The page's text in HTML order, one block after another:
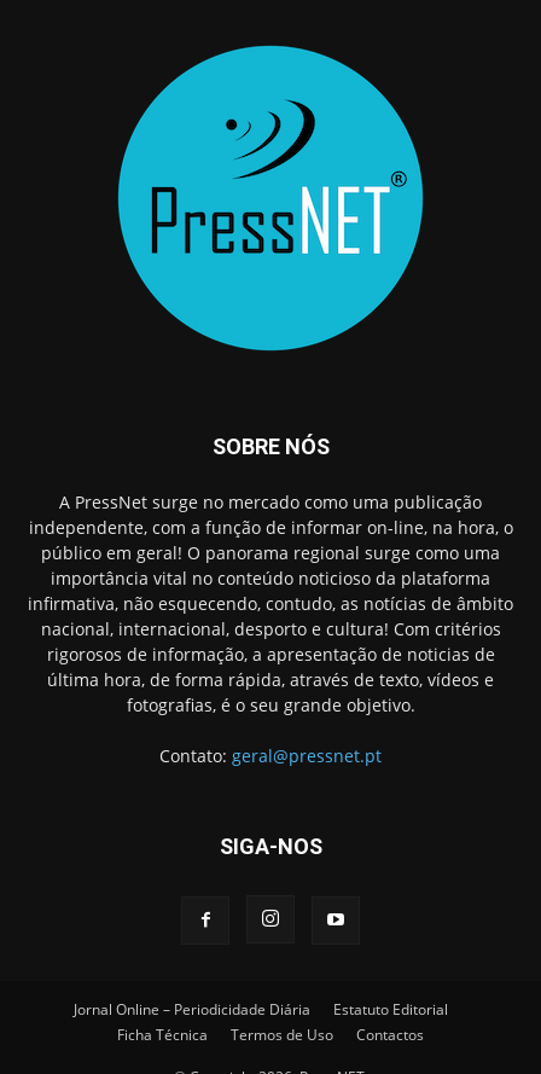
SOBRE NÓS
A PressNet surge no mercado como uma publicação
independente, com a função de informar on-line, na hora, o
público em geral! O panorama regional surge como uma
importância vital no conteúdo noticioso da plataforma
infirmativa, não esquecendo, contudo, as notícias de âmbito
nacional, internacional, desporto e cultura! Com critérios
rigorosos de informação, a apresentação de noticias de
última hora, de forma rápida, através de texto, vídeos e
fotografias, é o seu grande objetivo.
Contato: geral@pressnet.pt
SIGA-NOS
Jornal Online – Periodicidade Diária
Estatuto Editorial
Ficha Técnica
Termos de Uso Contactos